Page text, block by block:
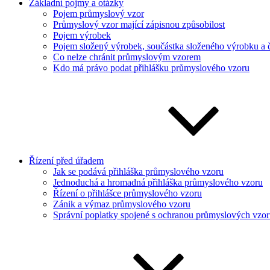
Základní pojmy a otázky
Pojem průmyslový vzor
Průmyslový vzor mající zápisnou způsobilost
Pojem výrobek
Pojem složený výrobek, součástka složeného výrobku a
Co nelze chránit průmyslovým vzorem
Kdo má právo podat přihlášku průmyslového vzoru
Řízení před úřadem
Jak se podává přihláška průmyslového vzoru
Jednoduchá a hromadná přihláška průmyslového vzoru
Řízení o přihlášce průmyslového vzoru
Zánik a výmaz průmyslového vzoru
Správní poplatky spojené s ochranou průmyslových